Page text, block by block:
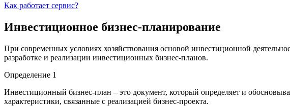
Как работает сервис?
Инвестиционное бизнес-планирование
При современных условиях хозяйствования основой инвестиционной
разработке и реализации инвестиционных бизнес-планов.
Определение 1
Инвестиционный бизнес-план – это документ, который определяет и
характеристики, связанные с реализацией бизнес-проекта.